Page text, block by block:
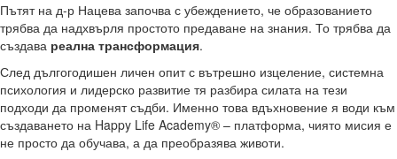
Пътят на д-р Нацева започва с убеждението, че образованието
трябва да надхвърля простото предаване на знания. То трябва да
създава реална трансформация.
След дългогодишен личен опит с вътрешно изцеление, системна
психология и лидерско развитие тя разбира силата на тези
подходи да променят съдби. Именно това вдъхновение я води към
създаването на Happy Life Academy® – платформа, чиято мисия е
не просто да обучава, а да преобразява животи.